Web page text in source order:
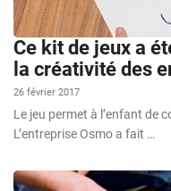
Ce kit de jeux a
la créativité des
26 février 2017
Le jeu permet à l’enfant de
L’entreprise Osmo a fait …